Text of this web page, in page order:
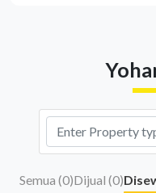
Semua (0)Dijual (0)